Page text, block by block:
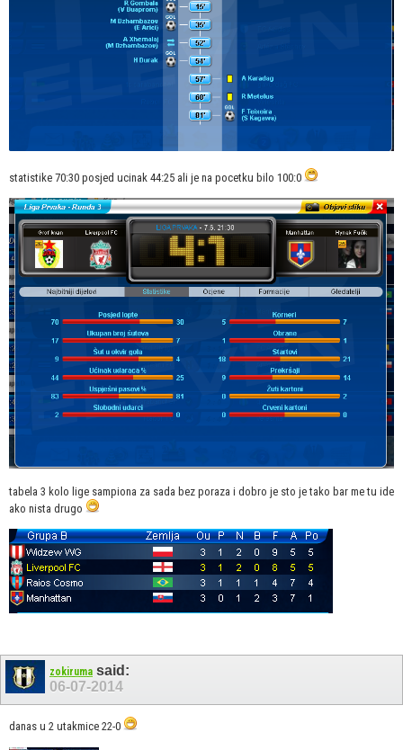
statistike 70:30 posjed ucinak 44:25 ali je na pocetku bilo 100:0
tabela 3 kolo lige sampiona za sada bez poraza i dobro je sto je tako bar me tu ide
ako nista drugo
zokiruma said:
06-07-2014
danas u 2 utakmice 22-0